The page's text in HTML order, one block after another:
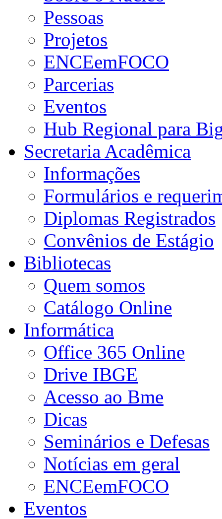
Pessoas
Projetos
ENCEemFOCO
Parcerias
Eventos
Hub Regional para
Secretaria Acadêmica
Informações
Formulários e
Diplomas Registrados
Convênios de Estágio
Bibliotecas
Quem somos
Catálogo Online
Informática
Office 365 Online
Drive IBGE
Acesso ao Bme
Dicas
Seminários e Defesas
Notícias em geral
ENCEemFOCO
Eventos